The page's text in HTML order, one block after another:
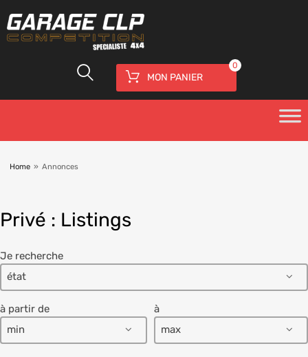
MON PANIER
0
Home » Annonces
Privé : Listings
Je recherche
état
à partir de
min
à
max